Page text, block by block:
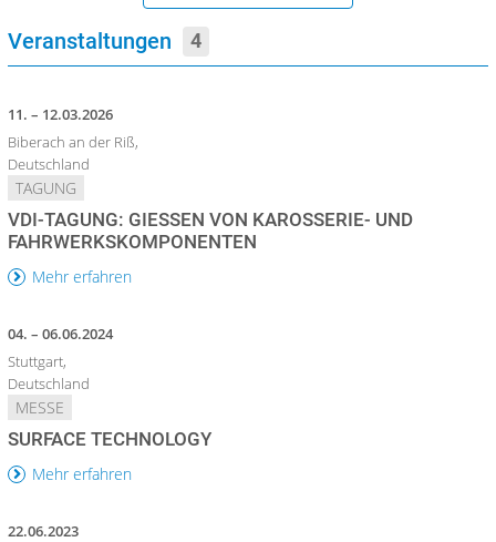
Veranstaltungen 4
11. – 12.03.2026
Biberach an der Riß,
Deutschland
TAGUNG
VDI-TAGUNG: GIESSEN VON KAROSSERIE- UND F
AHRWERKSKOMPONENTEN
Mehr erfahren
04. – 06.06.2024
Stuttgart,
Deutschland
MESSE
SURFACE TECHNOLOGY
Mehr erfahren
22.06.2023